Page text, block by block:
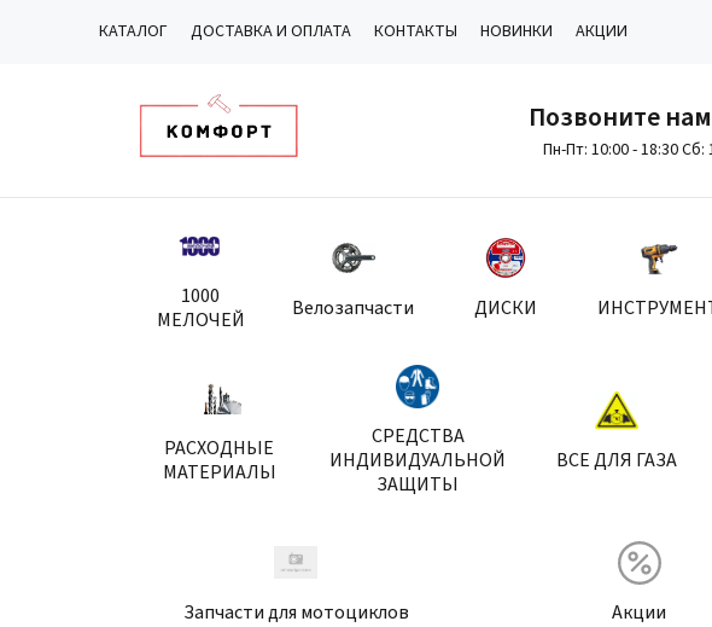
КАТАЛОГ ДОСТАВКА И ОПЛАТА КОНТАКТЫ НОВИНКИ АКЦИИ
Позвоните
Пн-Пт: 10:00 - 18:30
1000
МЕЛОЧЕЙ
Велозапчасти ДИСКИ
РАСХОДНЫЕ
МАТЕРИАЛЫ
СРЕДСТВА
ИНДИВИДУАЛЬНОЙ
ЗАЩИТЫ
ВСЕ ДЛЯ ГАЗА
Запчасти для мотоциклов Акции